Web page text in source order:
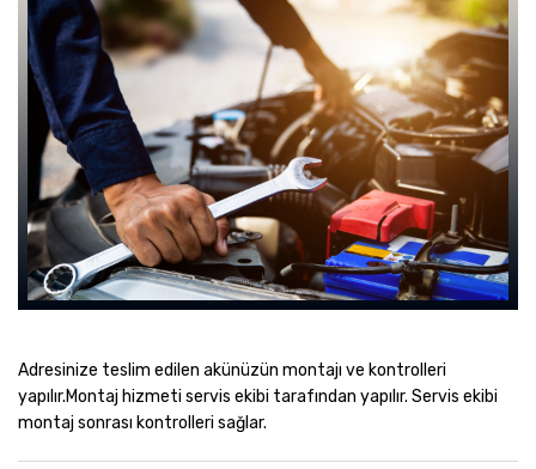
Adresinize teslim edilen akünüzün montajı ve kontrolleri
yapılır.Montaj hizmeti servis ekibi tarafından yapılır. Servis ekibi
montaj sonrası kontrolleri sağlar.